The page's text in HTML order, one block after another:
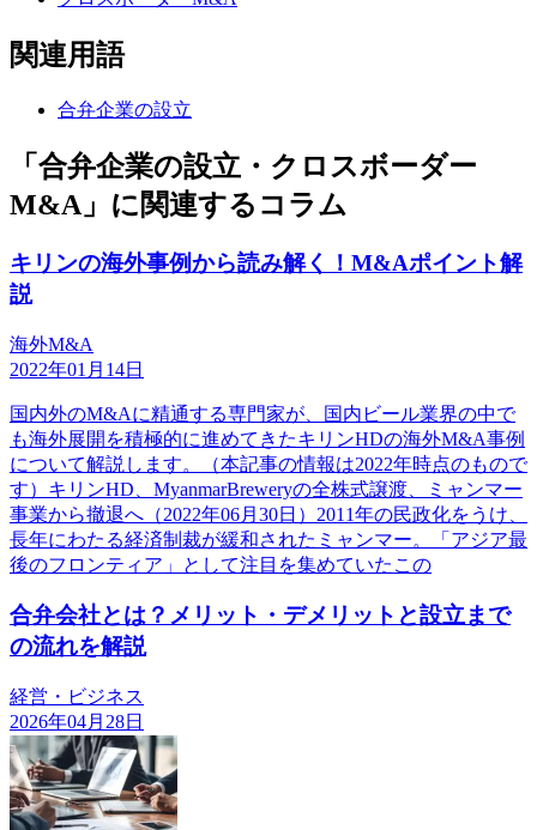
関連用語
合弁企業の設立
「合弁企業の設立・クロスボーダー
M&A」に関連するコラム
キリンの海外事例から読み解く！M&Aポイント解
説
海外M&A
2022年01月14日
国内外のM&Aに精通する専門家が、国内ビール業界の中で
も海外展開を積極的に進めてきたキリンHDの海外M&A事例
について解説します。（本記事の情報は2022年時点のもので
す）キリンHD、MyanmarBreweryの全株式譲渡、ミャンマー
事業から撤退へ（2022年06月30日）2011年の民政化をうけ、
長年にわたる経済制裁が緩和されたミャンマー。「アジア最
後のフロンティア」として注目を集めていたこの
合弁会社とは？メリット・デメリットと設立まで
の流れを解説
経営・ビジネス
2026年04月28日